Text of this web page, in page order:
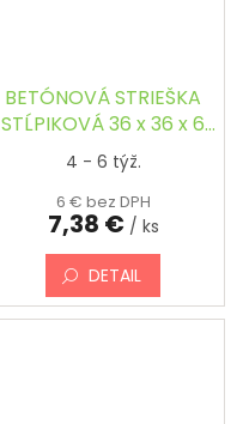
BETÓNOVÁ STRIEŠKA
STĹPIKOVÁ 36 x 36 x 6
cm - ŠTVORCOVÁ,
ŠIKMÁ, FAREBNÁ
4 - 6 týž.
6 € bez DPH
7,38 € / ks
DETAIL